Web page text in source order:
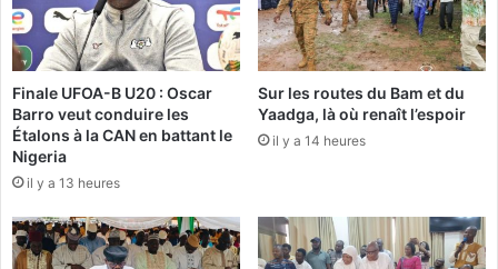
n
c
h
i
f
f
r
e
[
I
p
o
n
s
a
b
l
e
d
u
Finale UFOA-B U20 : Oscar
Barro veut conduire les
Étalons à la CAN en battant le
Nigeria
il y a 13 heures
Sur les routes du Bam et du
Yaadga, là où renaît l’espoir
il y a 14 heures